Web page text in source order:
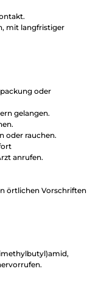
mit langfristiger
oder
gelangen.
oder rauchen.
anrufen.
örtlichen Vorschriften